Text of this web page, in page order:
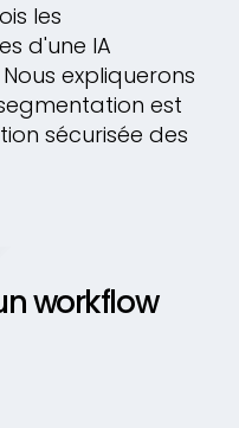
les
d'une IA
expliquerons
est
sécurisée des
workflow